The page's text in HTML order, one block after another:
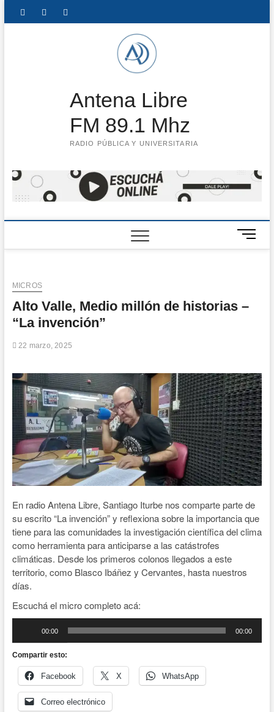
FacebookInstagram
Antena Libre
FM 89.1 Mhz
RADIO PÚBLICA Y UNIVERSITARIA
B
o
MICROS
Alto Valle, Medio millón de historias –
“La invención”
22 marzo, 2025
En radio Antena Libre, Santiago Iturbe nos comparte parte de
su escrito “La invención” y reflexiona sobre la importancia que
tiene para las comunidades la investigación científica del clima
como herramienta para anticiparse a las catástrofes
climáticas. Desde los primeros colonos llegados a este
territorio, como Blasco Ibáñez y Cervantes, hasta nuestros
días.
Escuchá el micro completo acá:
audio
00:00 00:00
Compartir esto:
Facebook X WhatsApp
Correo electrónico